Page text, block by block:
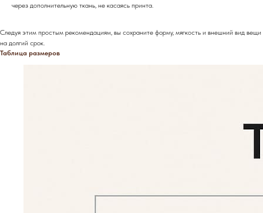
через дополнительную ткань, не касаясь принта.
Следуя этим простым рекомендациям, вы сохраните форму, мягкость и внешний вид вещи
на долгий срок.
Таблица размеров